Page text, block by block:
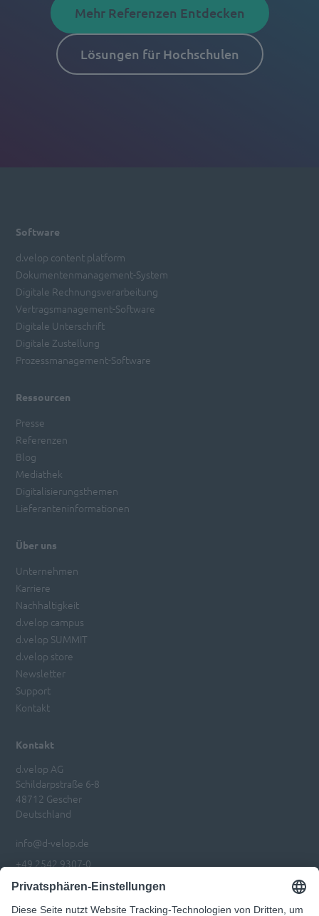
Mehr Referenzen Entdecken
Lösungen für Hochschulen
Kontakt
d.velop AG
Schildarpstraße 6-8
48712 Gescher
Deutschland
info@d-velop.de
+49 2542 9307-0
Software
d.velop content platform
Dokumentenmanagement-System
Digitale Rechnungsverarbeitung
Vertragsmanagement-Software
Digitale Unterschrift
Digitale Zustellung
Prozessmanagement-Software
Ressourcen
Presse
Referenzen
Blog
Mediathek
Digitalisierungsthemen
Lieferanteninformationen
Über uns
Unternehmen
Karriere
Nachhaltigkeit
d.velop campus
d.velop SUMMIT
d.velop store
Newsletter
Support
Kontakt